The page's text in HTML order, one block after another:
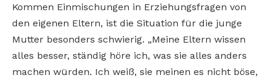
Kommen Einmischungen in Erziehungsfragen von
den eigenen Eltern, ist die Situation für die junge
Mutter besonders schwierig. „Meine Eltern wissen
alles besser, ständig höre ich, was sie alles anders
machen würden. Ich weiß, sie meinen es nicht böse,